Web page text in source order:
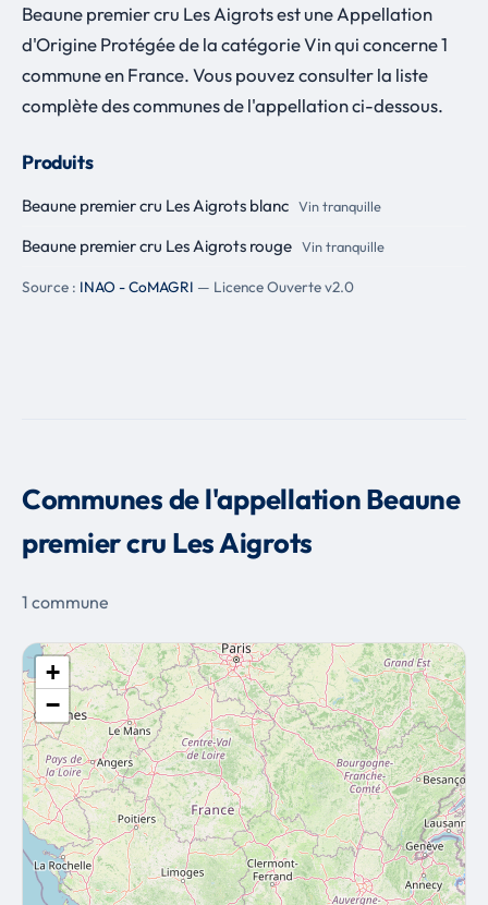
Beaune premier cru Les Aigrots est une Appellation
d'Origine Protégée de la catégorie Vin qui concerne 1
commune en France. Vous pouvez consulter la liste
complète des communes de l'appellation ci-dessous.
Produits
Beaune premier cru Les Aigrots blanc Vin tranquille
Beaune premier cru Les Aigrots rouge Vin tranquille
Source : INAO - CoMAGRI — Licence Ouverte v2.0
Communes de l'appellation Beaune
premier cru Les Aigrots
1 commune
+
−